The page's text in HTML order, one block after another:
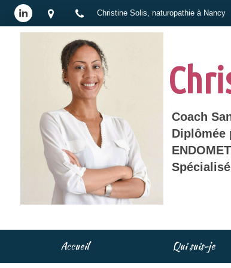
Christine Solis, naturopathie à Nancy
Coach
Diplômée
Accueil Qui suis-je